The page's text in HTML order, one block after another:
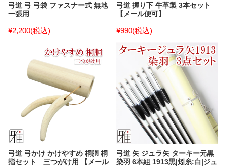
弓道 弓 弓袋 ファスナー式 無地
一張用
¥2,200(税込)
弓道 握り下 牛革製 3本セット
【メール便可】
¥990(税込)
弓道 弓かけ かけやすめ 桐胴 桐
指セット 三つがけ用 【メール
弓道 矢 ジュラ矢 ターキー元黒
染羽 6本組 1913黒|矧糸:白|ジュ